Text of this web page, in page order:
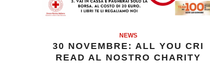
NEWS
30 NOVEMBRE: ALL YOU CRI
READ AL NOSTRO CHARITY